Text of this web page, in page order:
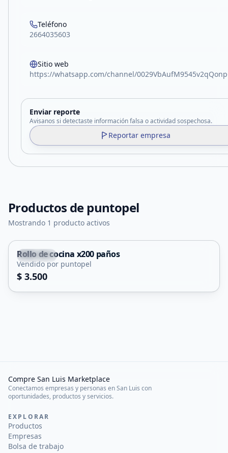
Teléfono
2664035603
Sitio web
https://whatsapp.com/channel/
Enviar reporte
Avisanos si detectaste información falsa o actividad sospechosa.
Reportar empresa
Productos depuntopel
Mostrando 1 producto activos
Capital
Rollo de cocina x200 paños
Vendido por puntopel
$ 3.500
Compre San Luis Marketplace
Conectamos empresas y personas en San Luis con
oportunidades, productos y servicios.
EXPLORAR
Productos
Empresas
Bolsa de trabajo